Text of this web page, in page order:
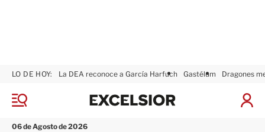
M
n
06 de Agosto de 2026
LO DE HOY: La DEA reconoce a García Harfuch Gastélum Dragones
I
x